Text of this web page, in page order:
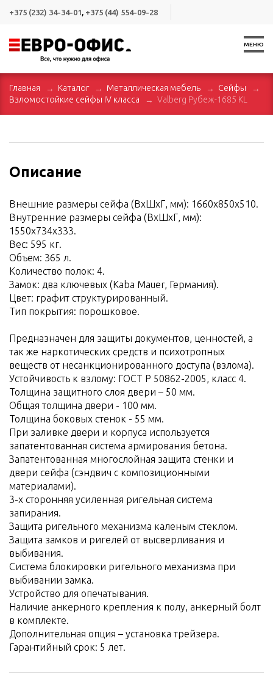
+375 (232) 34-34-01, +375 (44) 554-09-28
МЕНЮ
Главная Каталог Металлическая мебель
Сейфы
Взломостойкие сейфы IV класса
Valberg Рубеж-1685 KL
Описание
Внешние размеры сейфа (ВхШхГ, мм): 1660х850х510.
Внутренние размеры сейфа (ВхШхГ, мм):
1550х734х333.
Вес: 595 кг.
Объем: 365 л.
Количество полок: 4.
Замок: два ключевых (Kaba Mauer, Германия).
Цвет: графит структурированный.
Тип покрытия: порошковое.
Предназначен для защиты документов, ценностей, а
так же наркотических средств и психотропных
веществ от несанкционированного доступа (взлома).
Устойчивость к взлому: ГОСТ Р 50862-2005, класс 4.
Толщина защитного слоя двери – 50 мм.
Общая толщина двери - 100 мм.
Толщина боковых стенок - 55 мм.
При заливке двери и корпуса используется
запатентованная система армирования бетона.
Запатентованная многослойная защита стенки и
двери сейфа (сэндвич с композиционными
материалами).
3-х сторонняя усиленная ригельная система
запирания.
Защита ригельного механизма каленым стеклом.
Защита замков и ригелей от высверливания и
выбивания.
Система блокировки ригельного механизма при
выбивании замка.
Устройство для опечатывания.
Наличие анкерного крепления к полу, анкерный болт
в комплекте.
Дополнительная опция – установка трейзера.
Гарантийный срок: 5 лет.